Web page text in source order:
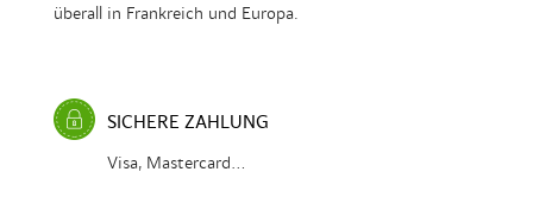
überall in Frankreich und Europa.
SICHERE ZAHLUNG
Visa, Mastercard...